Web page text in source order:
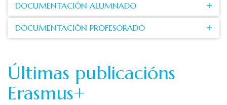
DOCUMENTACIÓN ALUMNADO
DOCUMENTACIÓN PROFESORADO
Últimas publicacións
Erasmus+